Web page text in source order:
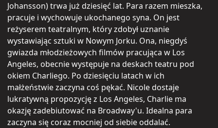
Johansson) trwa już dziesięć lat. Para razem mieszka,
pracuje i wychowuje ukochanego syna. On jest
reżyserem teatralnym, który zdobył uznanie
wystawiając sztuki w Nowym Jorku. Ona, niegdyś
gwiazda młodzieżowych filmów pracująca w Los
Angeles, obecnie występuje na deskach teatru pod
okiem Charliego. Po dziesięciu latach w ich
małżeństwie zaczyna coś pękać. Nicole dostaje
lukratywną propozycję z Los Angeles, Charlie ma
okazję zadebiutować na Broadway'u. Idealna para
zaczyna się coraz mocniej od siebie oddalać.